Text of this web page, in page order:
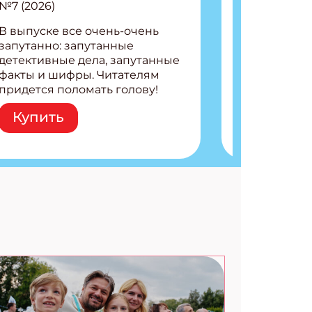
№7 (2026)
В выпуске все очень-очень
запутанные
дела, запутанные
и шифры. Читателям
придется поломать голову!
Внутри: Шифры и
расшифровки Плетем
запутанные поделки
коды 3 комикса
Купить